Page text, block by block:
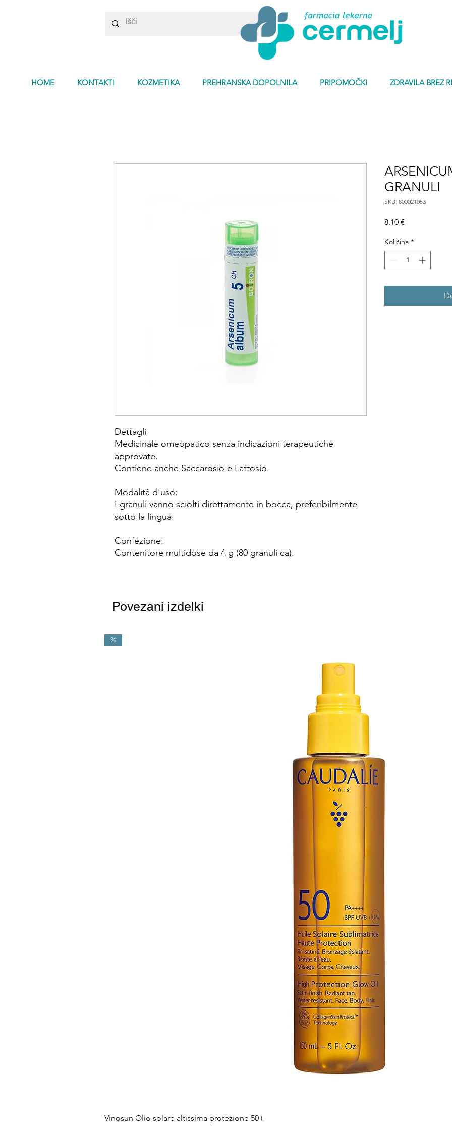
HOME KONTAKTI KOZMETIKA PREHRANSKA DOPOLNILA PRIPOMOČKI ZDRAVILA BREZ
Dettagli
Medicinale omeopatico senza indicazioni terapeutiche
approvate.
Contiene anche Saccarosio e Lattosio.
Modalità d'uso:
I granuli vanno sciolti direttamente in bocca, preferibilmente
sotto la lingua.
Confezione:
Contenitore multidose da 4 g (80 granuli ca).
GRANULI
SKU: 800021053
8,10 €
Količina *
Povezani izdelki
%
Vinosun Olio solare altissima protezione 50+